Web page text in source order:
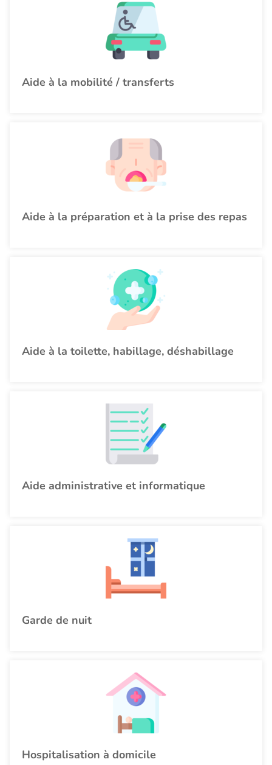
Aide à la mobilité / transferts
Aide à la préparation et à la prise des repas
Aide à la toilette, habillage, déshabillage
Aide administrative et informatique
Garde de nuit
Hospitalisation à domicile